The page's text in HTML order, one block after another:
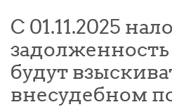
С 01.11.2025
будут
внесудебном